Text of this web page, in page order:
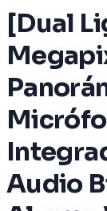
[Dual
Audio